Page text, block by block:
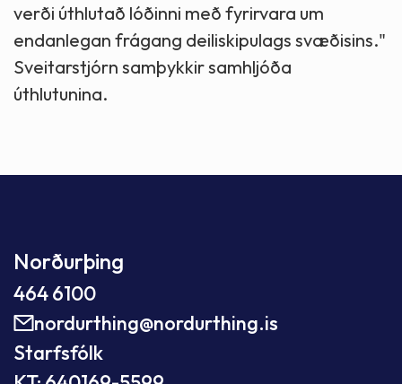
verði úthlutað lóðinni með fyrirvara um
endanlegan frágang deiliskipulags svæðisins."
Sveitarstjórn samþykkir samhljóða
úthlutunina.
Norðurþing
464 6100
nordurthing@nordurthing.is
Starfsfólk